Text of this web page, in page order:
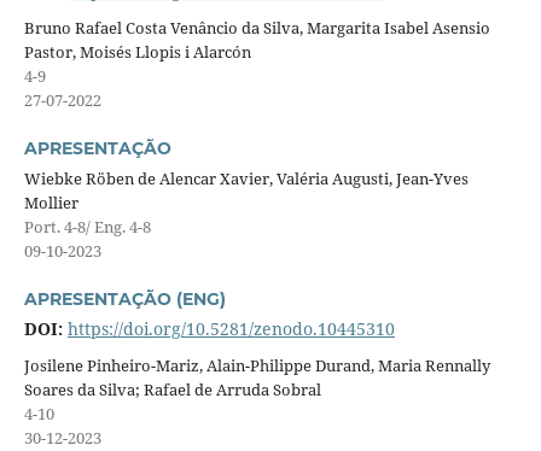
Bruno Rafael Costa Venâncio da Silva, Margarita Isabel Asensio
Pastor, Moisés Llopis i Alarcón
4-9
27-07-2022
APRESENTAÇÃO
Wiebke Röben de Alencar Xavier, Valéria Augusti, Jean-Yves
Mollier
Port. 4-8/ Eng. 4-8
09-10-2023
APRESENTAÇÃO (ENG)
DOI: https://doi.org/10.5281/zenodo.10445310
Josilene Pinheiro-Mariz, Alain-Philippe Durand, Maria Rennally
Soares da Silva; Rafael de Arruda Sobral
4-10
30-12-2023